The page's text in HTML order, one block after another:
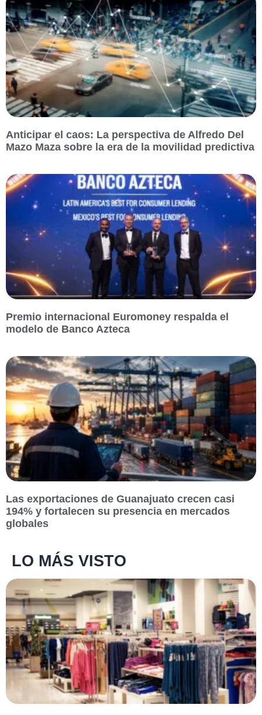
Anticipar el caos: La perspectiva de Alfredo Del
Mazo Maza sobre la era de la movilidad predictiva
Premio internacional Euromoney respalda el
modelo de Banco Azteca
Las exportaciones de Guanajuato crecen casi
194% y fortalecen su presencia en mercados
globales
LO MÁS VISTO